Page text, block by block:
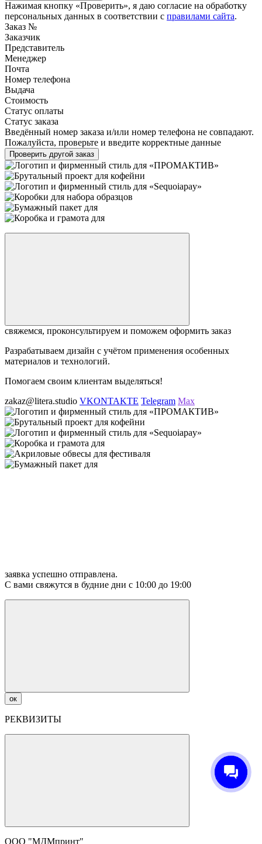
Нажимая кнопку «Проверить», я даю согласие на обработку
персональных данных в соответствии с правилами сайта.
Заказ №
Заказчик
Представитель
Менеджер
Почта
Номер телефона
Выдача
Стоимость
Статус оплаты
Статус заказа
Введённый номер заказа и/или номер телефона не совпадают.
Пожалуйста, проверьте и введите корректные данные
Проверить другой заказ
свяжемся, проконсультируем и поможем оформить заказ
Разрабатываем дизайн с учётом применения особенных
материалов и технологий.
Помогаем своим клиентам выделяться!
zakaz@litera.studio VKONTAKTE Telegram Max
заявка успешно отправлена.
С вами свяжутся в будние дни с 10:00 до 19:00
ок
РЕКВИЗИТЫ
ООО "МДМпринт"